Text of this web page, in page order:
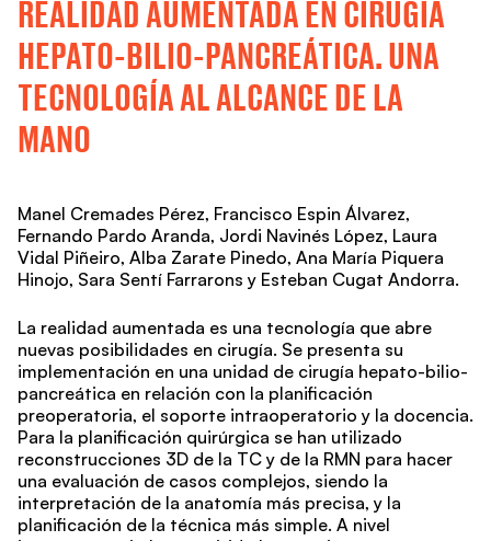
REALIDAD AUMENTADA EN CIRUGÍA
HEPATO-BILIO-PANCREÁTICA. UNA
TECNOLOGÍA AL ALCANCE DE LA
MANO
Manel Cremades Pérez, Francisco Espin Álvarez,
Fernando Pardo Aranda, Jordi Navinés López, Laura
Vidal Piñeiro, Alba Zarate Pinedo, Ana María Piquera
Hinojo, Sara Sentí Farrarons y Esteban Cugat Andorra.
La realidad aumentada es una tecnología que abre
nuevas posibilidades en cirugía. Se presenta su
implementación en una unidad de cirugía hepato-bilio-
pancreática en relación con la planificación
preoperatoria, el soporte intraoperatorio y la docencia.
Para la planificación quirúrgica se han utilizado
reconstrucciones 3D de la TC y de la RMN para hacer
una evaluación de casos complejos, siendo la
interpretación de la anatomía más precisa, y la
planificación de la técnica más simple. A nivel